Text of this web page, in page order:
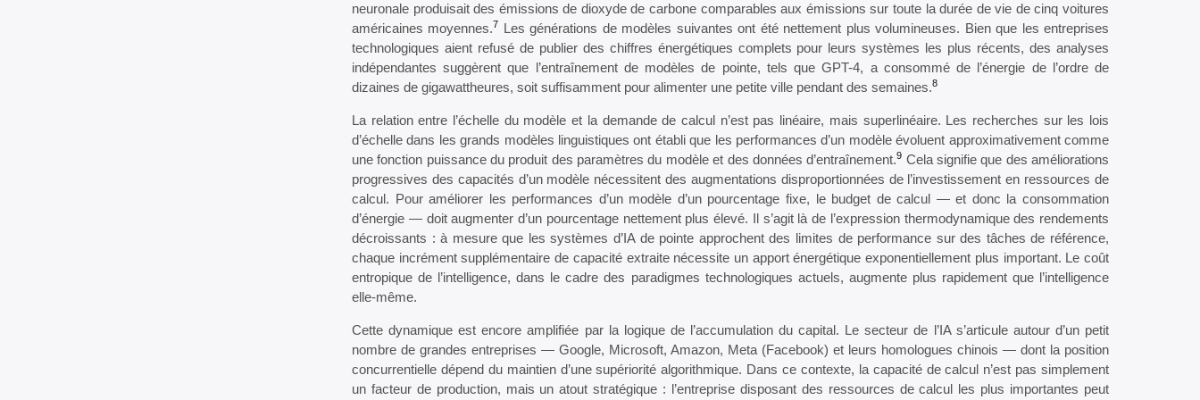
neuronale produisait des émissions de dioxyde de carbone comparables aux émissions sur toute la durée de vie de cinq voitures
américaines moyennes.7 Les générations de modèles suivantes ont été nettement plus volumineuses. Bien que les entreprises
technologiques aient refusé de publier des chiffres énergétiques complets pour leurs systèmes les plus récents, des analyses
indépendantes suggèrent que l’entraînement de modèles de pointe, tels que GPT-4, a consommé de l’énergie de l’ordre de
dizaines de gigawattheures, soit suffisamment pour alimenter une petite ville pendant des semaines.8
La relation entre l’échelle du modèle et la demande de calcul n’est pas linéaire, mais superlinéaire. Les recherches sur les lois
d’échelle dans les grands modèles linguistiques ont établi que les performances d’un modèle évoluent approximativement comme
une fonction puissance du produit des paramètres du modèle et des données d’entraînement.9 Cela signifie que des améliorations
progressives des capacités d’un modèle nécessitent des augmentations disproportionnées de l’investissement en ressources de
calcul. Pour améliorer les performances d’un modèle d’un pourcentage fixe, le budget de calcul — et donc la consommation
d’énergie — doit augmenter d’un pourcentage nettement plus élevé. Il s’agit là de l’expression thermodynamique des rendements
décroissants : à mesure que les systèmes d’IA de pointe approchent des limites de performance sur des tâches de référence,
chaque incrément supplémentaire de capacité extraite nécessite un apport énergétique exponentiellement plus important. Le coût
entropique de l’intelligence, dans le cadre des paradigmes technologiques actuels, augmente plus rapidement que l’intelligence
elle-même.
Cette dynamique est encore amplifiée par la logique de l’accumulation du capital. Le secteur de l’IA s’articule autour d’un petit
nombre de grandes entreprises — Google, Microsoft, Amazon, Meta (Facebook) et leurs homologues chinois — dont la position
concurrentielle dépend du maintien d’une supériorité algorithmique. Dans ce contexte, la capacité de calcul n’est pas simplement
un facteur de production, mais un atout stratégique : l’entreprise disposant des ressources de calcul les plus importantes peut